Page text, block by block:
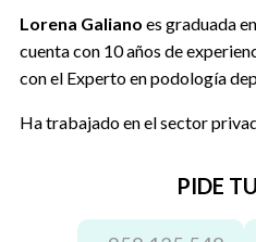
Lorena Galiano es graduada
cuenta con 10 años de
con el Experto en podología
Ha trabajado en el sector
PIDE